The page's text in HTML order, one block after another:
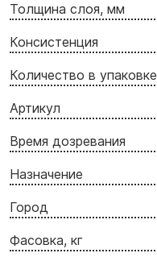
Толщина слоя, мм
Консистенция
Количество в упаковке
Артикул
Время дозревания
Назначение
Город
Фасовка, кг